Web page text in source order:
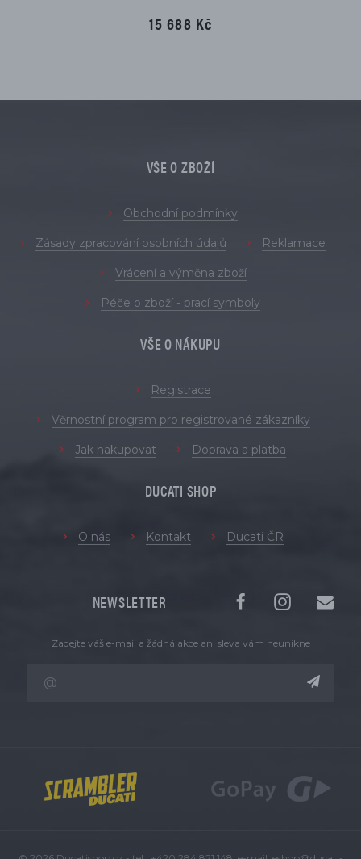
15 688 Kč
VŠE O ZBOŽÍ
Obchodní podmínky
Zásady zpracování osobních údajů Reklamace
Vrácení a výměna zboží
Péče o zboží - prací symboly
VŠE O NÁKUPU
Registrace
Věrnostní program pro registrované zákazníky
Jak nakupovat Doprava a platba
DUCATI SHOP
O nás Kontakt Ducati ČR
NEWSLETTER
Zadejte váš e-mail a žádná akce ani sleva vám neunikne